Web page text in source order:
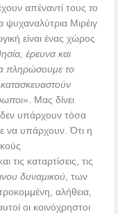
απέναντί τουςτο
ψυχαναλύτρια Μιρέιγ
είναι ένας χώρος
έρευνα και
πληρώσουμε το
». Μας δίνει
δεν υπάρχουν τόσα
να υπάρχουν. Ότι η
τις καταρτίσεις, τις
δυναμικού , των
αλήθεια,
οι κοινόχρηστοι